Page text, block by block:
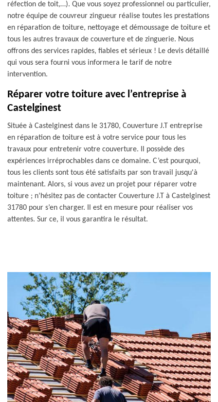
réfection de toit,…). Que vous soyez professionnel ou particulier,
notre équipe de couvreur zingueur réalise toutes les prestations
en réparation de toiture, nettoyage et démoussage de toiture et
tous les autres travaux de couverture et de zinguerie. Nous
offrons des services rapides, fiables et sérieux ! Le devis détaillé
qui vous sera fourni vous informera le tarif de notre
intervention.
Réparer votre toiture avec l’entreprise à
Castelginest
Située à Castelginest dans le 31780, Couverture J.T entreprise
en réparation de toiture est à votre service pour tous les
travaux pour entretenir votre couverture. Il possède des
expériences irréprochables dans ce domaine. C’est pourquoi,
tous les clients sont tous été satisfaits par son travail jusqu'à
maintenant. Alors, si vous avez un projet pour réparer votre
toiture ; n’hésitez pas de contacter Couverture J.T à Castelginest
31780 pour s’en charger. Il est en mesure pour réaliser vos
attentes. Sur ce, il vous garantira le résultat.